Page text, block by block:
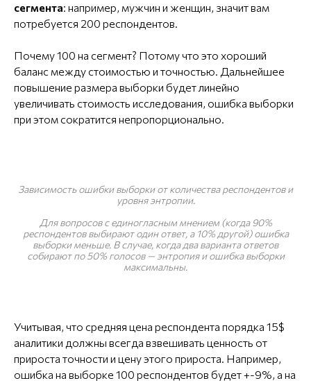
сегмента: например, мужчин и женщин, значит вам
потребуется 200 респондентов.
Почему 100 на сегмент? Потому что это хороший
баланс между стоимостью и точностью. Дальнейшее
повышение размера выборки будет линейно
увеличивать стоимость исследования, ошибка выборки
при этом сократится непропорционально.
Зависимость ошибки выборки от количества респондентов и
уровня энтропии.
Для вопросов с единогласным мнением (когда 90%
респондентов выбирают один ответ, а 10% другой) ошибка
выборки меньше. В случае, когда два варианта ответов
собирают по 50% голосов — энтропия и ошибка выборки
максимальны.
Учитывая, что средняя цена респондента порядка 15$
аналитики должны всегда взвешивать ценность от
прироста точности и цену этого прироста. Например,
ошибка на выборке 100 респондентов будет +-9%, а на